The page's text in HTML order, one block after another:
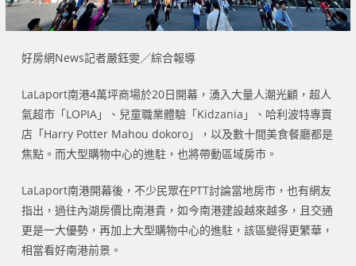
好房網News記者嚴鈺雯／綜合報導
LaLaport南港4萬坪商場於20日開幕，湧入大量人潮光顧，超人
氣超市「LOPIA」、兒童職業體驗「Kidzania」、哈利波特專賣
店「Harry Potter Mahou dokoro」，以及數十間美食餐廳都是
焦點。而大型購物中心的進駐，也將帶動區域房市。
LaLaport南港開幕後，不少民眾在PTT討論當地房市，也有網友
指出，過往內湖房價比南港貴，如今南港建設越來越多，且交通
更是一大優勢，再加上大型購物中心的進駐，該區變得更繁華，
相當看好南港前景。